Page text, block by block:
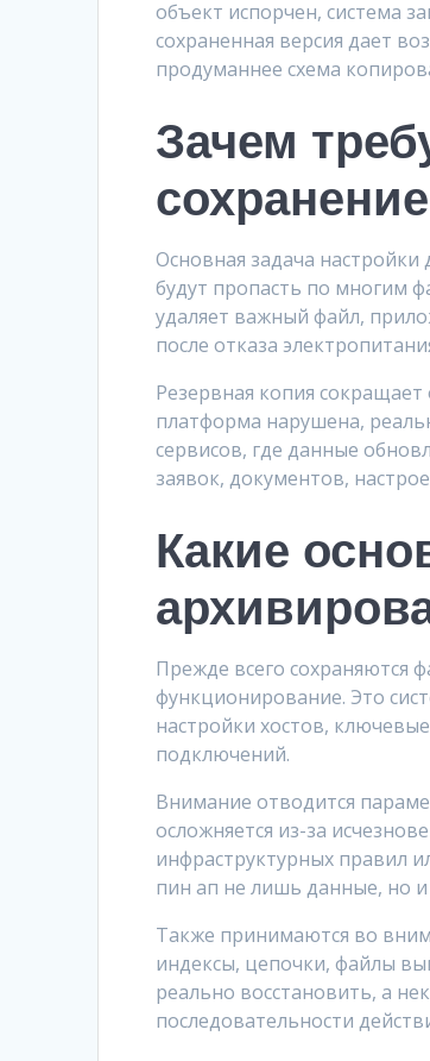
объект испорчен, система
сохраненная версия дает
продуманнее схема
Зачем
сохранение
Основная задача
будут пропасть по многим
удаляет важный файл,
после отказа
Резервная копия
платформа нарушена,
сервисов, где данные
заявок, документов,
Какие
Прежде всего сохраняются
функционирование. Это
настройки хостов,
подключений.
Внимание отводится
осложняется из-за
инфраструктурных правил
пин ап не лишь данные, но и
Также принимаются во
индексы, цепочки, файлы
реально восстановить, а
последовательности